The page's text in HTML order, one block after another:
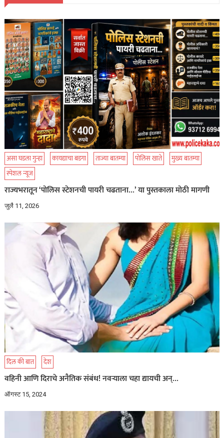
असा घडला गुन्हा कायद्याचा बडगा ताज्या बातम्या पोलिस खाते
मुख्य बातम्या
स्पेशल न्यूज
राज्यभरातून ‘पोलिस स्टेशनची पायरी चढताना…’ या पुस्तकाला मोठी मागणी
जुलै 11, 2026
दिल की बात देश
वहिनी आणि दिराचे अनैतिक संबंध! नवऱ्याला चहा द्यायची अन्…
ऑगस्ट 15, 2024